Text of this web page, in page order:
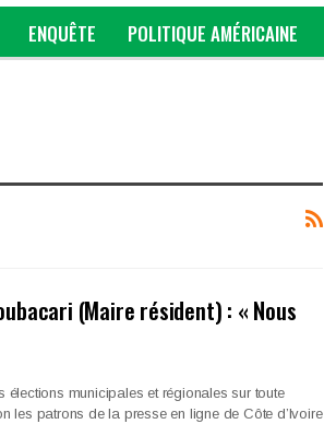
ENQUÊTE POLITIQUE AMÉRICAINE
(Maire résident) : « Nous
élections municipales et régionales sur toute
les patrons de la presse en ligne de Côte d’Ivoire